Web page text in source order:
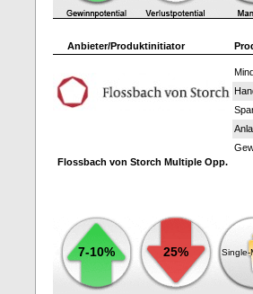
Anbieter/Produktinitiator
Flossbach von Storch Multiple Opp.
7-10% 25% Single-